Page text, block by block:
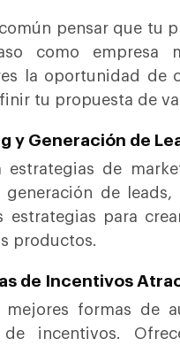
pensar que tu
como empresa
la oportunidad de
tu propuesta de
y Generación de
estrategias de
generación de
estrategias para
productos.
de Incentivos
mejores formas de
de incentivos.